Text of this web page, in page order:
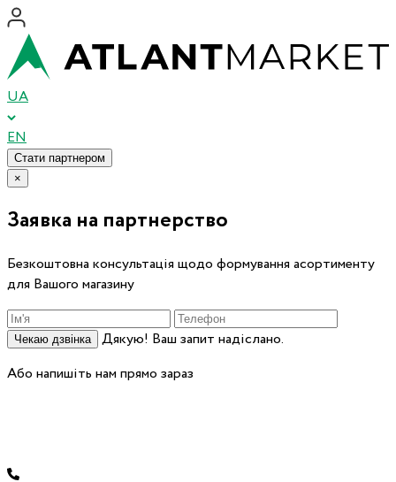
UA
EN
Стати партнером
×
Заявка на партнерство
Безкоштовна консультація щодо формування асортименту
для Вашого магазину
Чекаю дзвінка
Дякую! Ваш запит надіслано.
Або напишіть нам прямо зараз